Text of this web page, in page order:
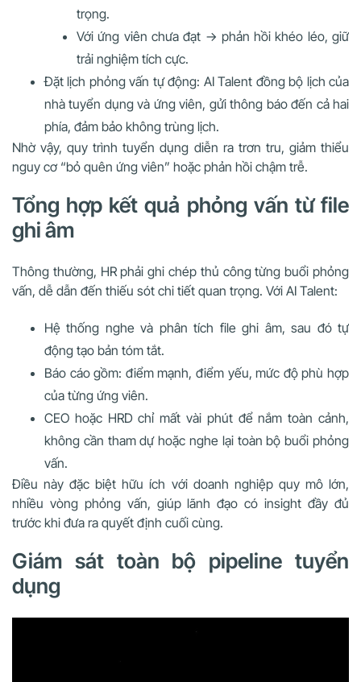
trọng.
Với ứng viên chưa đạt → phản hồi khéo léo, giữ
trải nghiệm tích cực.
Đặt lịch phỏng vấn tự động: AI Talent đồng bộ lịch của
nhà tuyển dụng và ứng viên, gửi thông báo đến cả hai
phía, đảm bảo không trùng lịch.
Nhờ vậy, quy trình tuyển dụng diễn ra trơn tru, giảm thiểu
nguy cơ “bỏ quên ứng viên” hoặc phản hồi chậm trễ.
Tổng hợp kết quả phỏng vấn từ file
ghi âm
Thông thường, HR phải ghi chép thủ công từng buổi phỏng
vấn, dễ dẫn đến thiếu sót chi tiết quan trọng. Với AI Talent:
Hệ thống nghe và phân tích file ghi âm, sau đó tự
động tạo bản tóm tắt.
Báo cáo gồm: điểm mạnh, điểm yếu, mức độ phù hợp
của từng ứng viên.
CEO hoặc HRD chỉ mất vài phút để nắm toàn cảnh,
không cần tham dự hoặc nghe lại toàn bộ buổi phỏng
vấn.
Điều này đặc biệt hữu ích với doanh nghiệp quy mô lớn,
nhiều vòng phỏng vấn, giúp lãnh đạo có insight đầy đủ
trước khi đưa ra quyết định cuối cùng.
Giám sát toàn bộ pipeline tuyển
dụng